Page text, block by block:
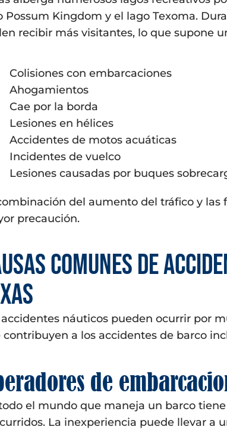
Possum Kingdom y el lago Texoma.
recibir más visitantes, lo que supone
Colisiones con embarcaciones
Ahogamientos
Cae por la borda
Lesiones en hélices
Accidentes de motos acuáticas
Incidentes de vuelco
Lesiones causadas por buques
del aumento del tráfico y
precaución.
comunes de
accidentes náuticos pueden ocurrir por
contribuyen a los accidentes de barco
de
el mundo que maneja un barco
La inexperiencia puede llevar a